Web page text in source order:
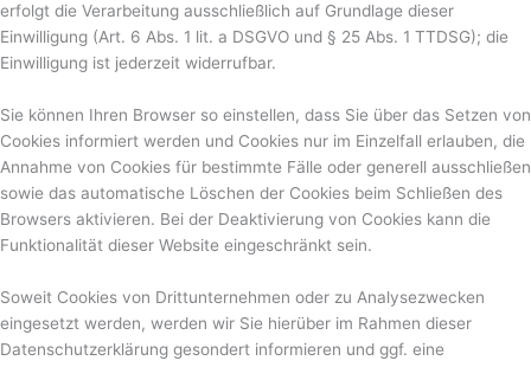
erfolgt die Verarbeitung ausschließlich auf Grundlage dieser
Einwilligung (Art. 6 Abs. 1 lit. a DSGVO und § 25 Abs. 1 TTDSG); die
Einwilligung ist jederzeit widerrufbar.
Sie können Ihren Browser so einstellen, dass Sie über das Setzen von
Cookies informiert werden und Cookies nur im Einzelfall erlauben, die
Annahme von Cookies für bestimmte Fälle oder generell ausschließen
sowie das automatische Löschen der Cookies beim Schließen des
Browsers aktivieren. Bei der Deaktivierung von Cookies kann die
Funktionalität dieser Website eingeschränkt sein.
Soweit Cookies von Drittunternehmen oder zu Analysezwecken
eingesetzt werden, werden wir Sie hierüber im Rahmen dieser
Datenschutzerklärung gesondert informieren und ggf. eine